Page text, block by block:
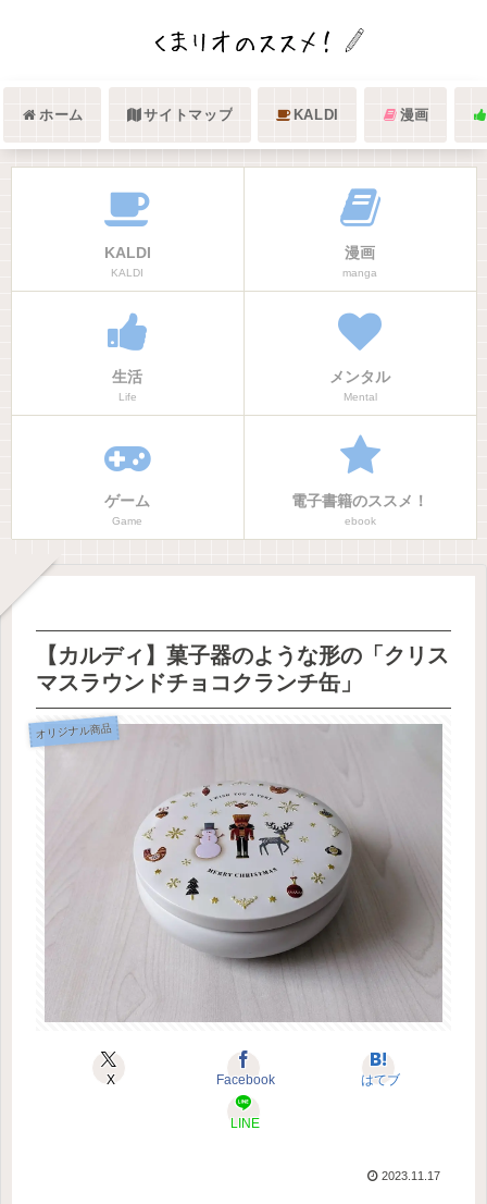
ホーム サイトマップ KALDI 漫画
KALDI
KALDI
漫画
manga
生活
Life
メンタル
Mental
ゲーム
Game
電子書籍のススメ！
ebook
【カルディ】菓子器のような形の「クリス
マスラウンドチョコクランチ缶」
オリジナル商品
X Facebook はてブ
LINE
2023.11.17